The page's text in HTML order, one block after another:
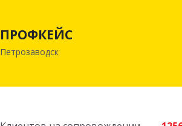
ПРОФКЕЙС
Петрозаводск